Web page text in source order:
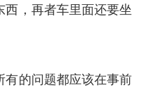
，再者车里面还要坐
有的问题都应该在事前